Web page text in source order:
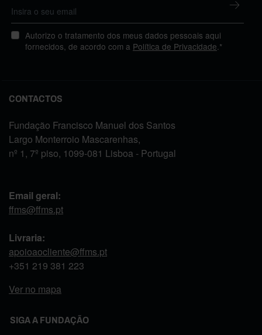
Autorizo o tratamento dos meus dados pessoais aqui
fornecidos, de acordo com a Política de Privacidade .*
CONTACTOS
Fundação Francisco Manuel dos Santos
Largo Monterroio Mascarenhas,
nº 1, 7º piso, 1099-081 Lisboa - Portugal
Email geral:
ffms@ffms.pt
Livraria:
apoioaocliente@ffms.pt
+351 219 381 223
Ver no mapa
SIGA A FUNDAÇÃO